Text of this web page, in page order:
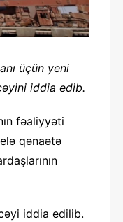
üçün yeni
iddia edib.
fəaliyyəti
qənaətə
iddia edilib.